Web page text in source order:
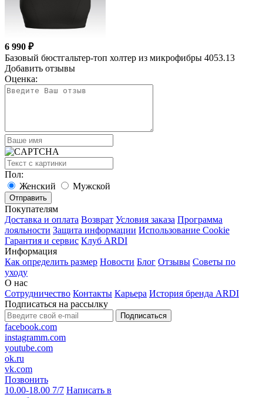
6 990 ₽
Базовый бюстгальтер-топ холтер из микрофибры 4053.13
Добавить отзывы
Оценка:
Пол:
Женский
Мужской
Покупателям
Доставка и оплата Возврат Условия заказа Программа
лояльности Защита информации Использование Cookie
Гарантия и сервис Клуб ARDI
Информация
Как определить размер Новости Блог Отзывы Советы по
уходу
О нас
Сотрудничество Контакты Карьера История бренда ARDI
Подписаться на рассылку
Подписаться
facebook.com
instagramm.com
youtube.com
ok.ru
vk.com
Позвонить
10.00-18.00 7/7 Написать в